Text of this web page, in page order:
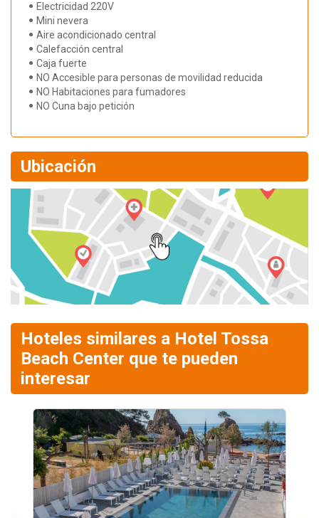
Electricidad 220V
Mini nevera
Aire acondicionado central
Calefacción central
Caja fuerte
NO Accesible para personas de movilidad reducida
NO Habitaciones para fumadores
NO Cuna bajo petición
Ubicación
Hoteles similares a Hotel Tossa
Beach Center que te pueden
interesar